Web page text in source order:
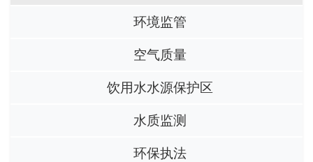
环境监管
空气质量
饮用水水源保护区
水质监测
环保执法